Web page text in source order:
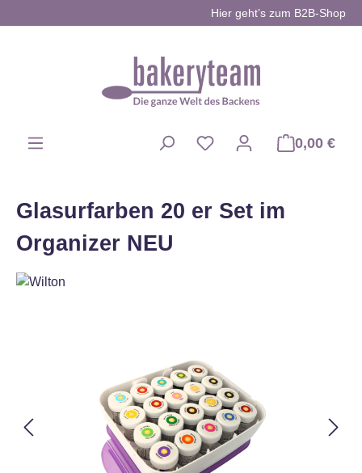
Hier geht’s zum B2B-Shop
0,00 €
Glasurfarben 20 er Set im
Organizer NEU